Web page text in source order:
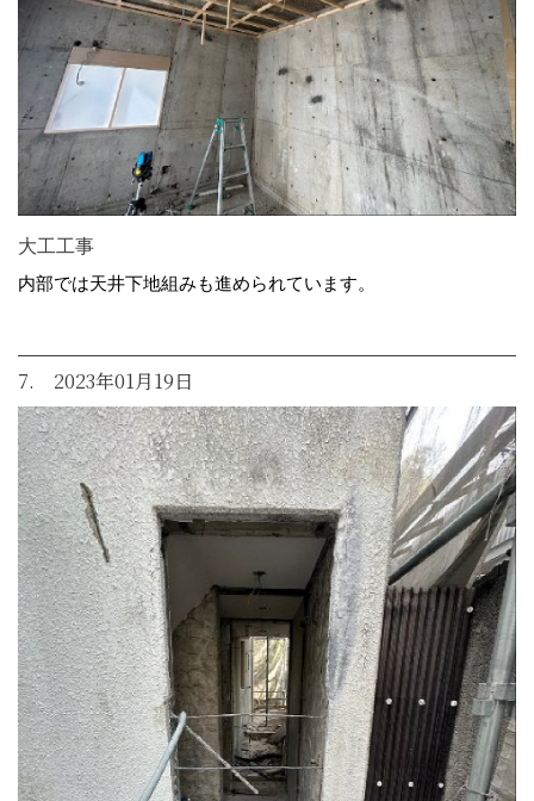
大工工事
内部では天井下地組みも進められています。
7. 2023年01月19日